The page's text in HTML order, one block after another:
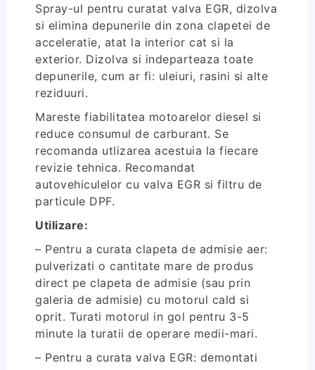
Spray-ul pentru curatat valva EGR, dizolva
si elimina depunerile din zona clapetei de
acceleratie, atat la interior cat si la
exterior. Dizolva si indeparteaza toate
depunerile, cum ar fi: uleiuri, rasini si alte
reziduuri.
Mareste fiabilitatea motoarelor diesel si
reduce consumul de carburant. Se
recomanda utlizarea acestuia la fiecare
revizie tehnica. Recomandat
autovehiculelor cu valva EGR si filtru de
particule DPF.
Utilizare:
– Pentru a curata clapeta de admisie aer:
pulverizati o cantitate mare de produs
direct pe clapeta de admisie (sau prin
galeria de admisie) cu motorul cald si
oprit. Turati motorul in gol pentru 3-5
minute la turatii de operare medii-mari.
– Pentru a curata valva EGR: demontati